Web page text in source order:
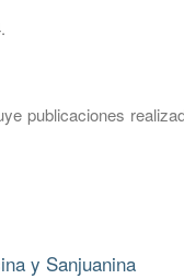
publicaciones
y Sanjuanina